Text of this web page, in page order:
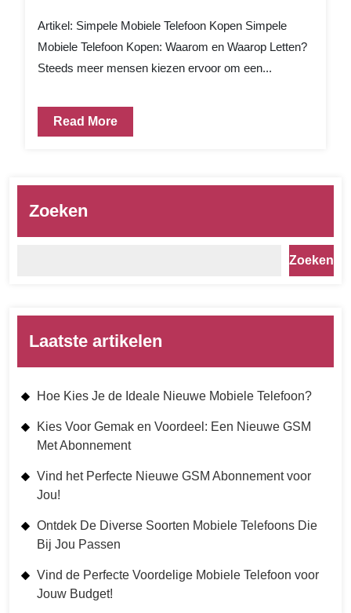
Artikel: Simpele Mobiele Telefoon Kopen Simpele
Mobiele Telefoon Kopen: Waarom en Waarop Letten?
Steeds meer mensen kiezen ervoor om een...
Read More
Zoeken
Zoeken
Laatste artikelen
Hoe Kies Je de Ideale Nieuwe Mobiele Telefoon?
Kies Voor Gemak en Voordeel: Een Nieuwe GSM
Met Abonnement
Vind het Perfecte Nieuwe GSM Abonnement voor
Jou!
Ontdek De Diverse Soorten Mobiele Telefoons Die
Bij Jou Passen
Vind de Perfecte Voordelige Mobiele Telefoon voor
Jouw Budget!